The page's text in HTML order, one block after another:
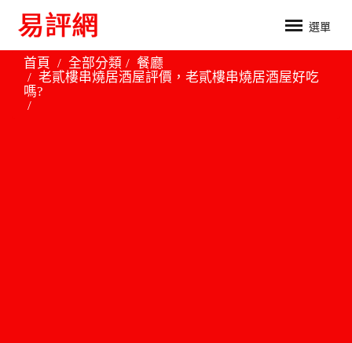
選單
首頁 全部分類
餐廳
老貳樓串燒居酒屋評價，老貳樓串燒居酒屋好吃
嗎?